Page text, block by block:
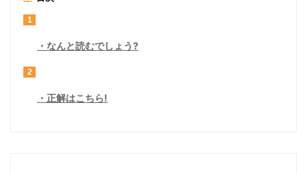
1
なんと読むでしょう?
2
正解はこちら!